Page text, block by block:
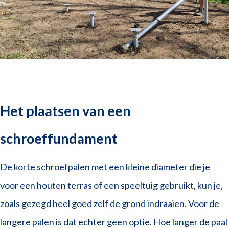
Het plaatsen van een
schroeffundament
De korte schroefpalen met een kleine diameter die je
voor een houten terras of een speeltuig gebruikt, kun je,
zoals gezegd heel goed zelf de grond indraaien. Voor de
langere palen is dat echter geen optie. Hoe langer de paal